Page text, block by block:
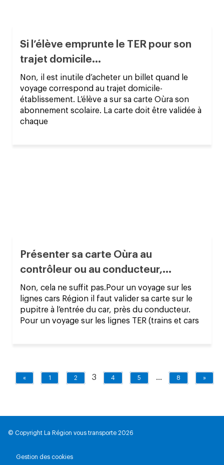
Si l’élève emprunte le TER pour son
trajet domicile...
Non, il est inutile d’acheter un billet quand le
voyage correspond au trajet domicile-
établissement. L’élève a sur sa carte Oùra son
abonnement scolaire. La carte doit être validée à
chaque
Présenter sa carte Oùra au
contrôleur ou au conducteur,...
Non, cela ne suffit pas.Pour un voyage sur les
lignes cars Région il faut valider sa carte sur le
pupitre à l’entrée du car, près du conducteur.
Pour un voyage sur les lignes TER (trains et cars
« 1 2 3 4 5 … 8 »
© Copyright La Région vous transporte 2026
Gestion des cookies